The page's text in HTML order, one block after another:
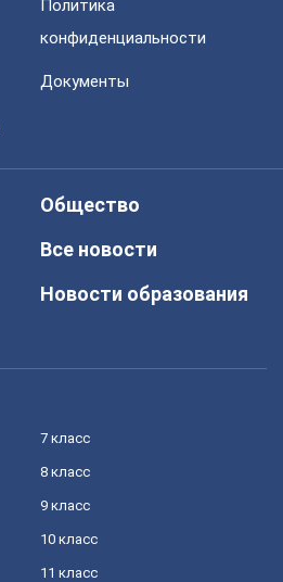
Политика
конфиденциальности
Документы
Общество
Все новости
Новости образования
7 класс
8 класс
9 класс
10 класс
11 класс